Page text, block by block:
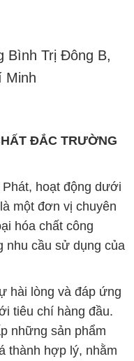
Bình Trị Đông B,
Minh
ĐẮC TRƯỜNG
hoạt động dưới
một đơn vị chuyên
hóa chất công
nhu cầu sử dụng của
hài lòng và đáp ứng
tiêu chí hàng đầu.
những sản phẩm
thành hợp lý, nhằm